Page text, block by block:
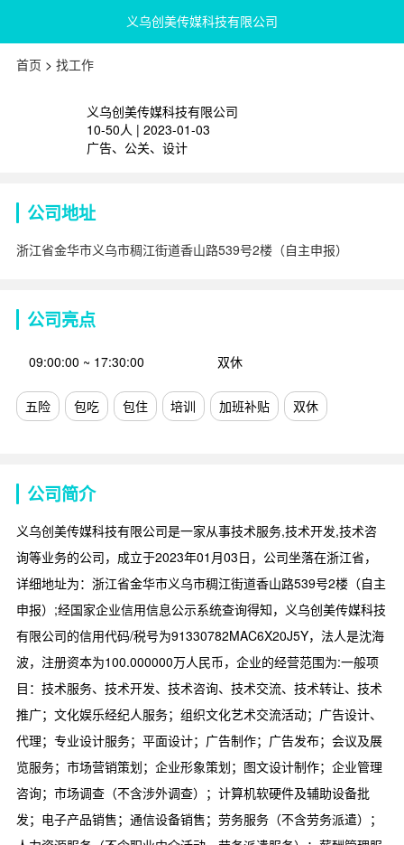
义乌创美传媒科技有限公司
首页 > 找工作
义乌创美传媒科技有限公司
10-50人 | 2023-01-03
广告、公关、设计
公司地址
浙江省金华市义乌市稠江街道香山路539号2楼（自主申报）
公司亮点
09:00:00 ~ 17:30:00 双休
五险 包吃 包住 培训 加班补贴 双休
公司简介
义乌创美传媒科技有限公司是一家从事技术服务,技术开发,技术咨
询等业务的公司，成立于2023年01月03日，公司坐落在浙江省，
详细地址为：浙江省金华市义乌市稠江街道香山路539号2楼（自主
申报）;经国家企业信用信息公示系统查询得知，义乌创美传媒科技
有限公司的信用代码/税号为91330782MAC6X20J5Y，法人是沈海
波，注册资本为100.000000万人民币，企业的经营范围为:一般项
目：技术服务、技术开发、技术咨询、技术交流、技术转让、技术
推广；文化娱乐经纪人服务；组织文化艺术交流活动；广告设计、
代理；专业设计服务；平面设计；广告制作；广告发布；会议及展
览服务；市场营销策划；企业形象策划；图文设计制作；企业管理
咨询；市场调查（不含涉外调查）；计算机软硬件及辅助设备批
发；电子产品销售；通信设备销售；劳务服务（不含劳务派遣）；